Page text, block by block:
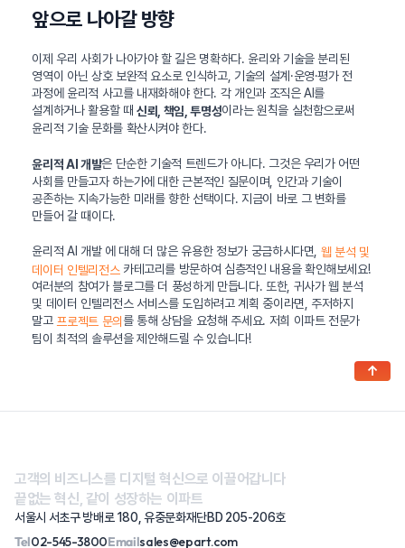
앞으로 나아갈 방향
이제 우리 사회가 나아가야 할 길은 명확하다. 윤리와 기술을 분리된
영역이 아닌 상호 보완적 요소로 인식하고, 기술의 설계·운영·평가 전
과정에 윤리적 사고를 내재화해야 한다. 각 개인과 조직은 AI를
설계하거나 활용할 때신뢰, 책임, 투명성이라는 원칙을 실천함으로써
윤리적 기술 문화를 확산시켜야 한다.
윤리적 AI 개발은 단순한 기술적 트렌드가 아니다. 그것은 우리가 어떤
사회를 만들고자 하는가에 대한 근본적인 질문이며, 인간과 기술이
공존하는 지속가능한 미래를 향한 선택이다. 지금이 바로 그 변화를
만들어 갈 때이다.
윤리적 AI 개발 에 대해 더 많은 유용한 정보가 궁금하시다면, 웹 분석 및
데이터 인텔리전스카테고리를 방문하여 심층적인 내용을 확인해보세요!
여러분의 참여가 블로그를 더 풍성하게 만듭니다. 또한, 귀사가 웹 분석
및 데이터 인텔리전스 서비스를 도입하려고 계획 중이라면, 주저하지
말고 프로젝트 문의 를 통해 상담을 요청해 주세요. 저희 이파트 전문가
팀이 최적의 솔루션을 제안해드릴 수 있습니다!
고객의 비즈니스를 디지털 혁신으로 이끌어갑니다
끝없는 혁신, 같이 성장하는 이파트
서울시 서초구 방배로 180, 유중문화재단BD 205-206호
Tel02-545-3800Emailsales@epart.com
↑